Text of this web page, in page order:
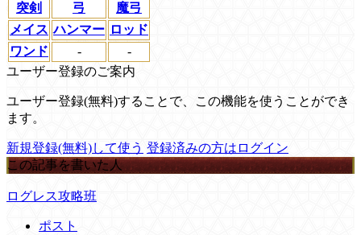
突剣
弓
魔弓
メイス ハンマー ロッド
ワンド
-
-
ユーザー登録のご案内
ユーザー登録(無料)することで、この機能を使うことができ
ます。
新規登録(無料)して使う 登録済みの方はログイン
この記事を書いた人
ログレス攻略班
ポスト